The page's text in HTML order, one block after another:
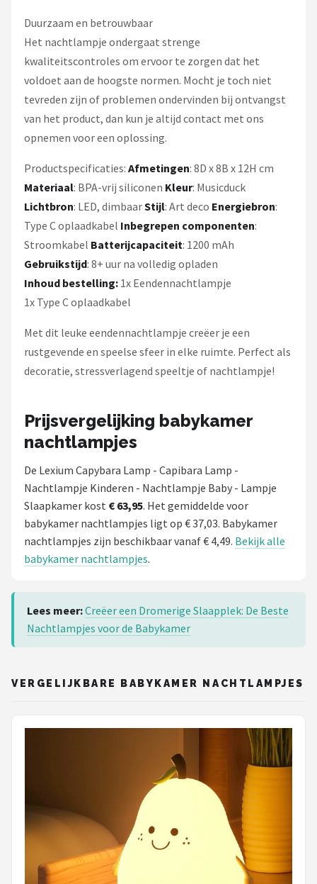
Duurzaam en betrouwbaar
Het nachtlampje ondergaat strenge
kwaliteitscontroles om ervoor te zorgen dat het
voldoet aan de hoogste normen. Mocht je toch niet
tevreden zijn of problemen ondervinden bij ontvangst
van het product, dan kun je altijd contact met ons
opnemen voor een oplossing.
Productspecificaties: Afmetingen: 8D x 8B x 12H cm
Materiaal: BPA-vrij siliconen Kleur: Musicduck
Lichtbron: LED, dimbaarStijl: Art deco Energiebron:
Type C oplaadkabel Inbegrepen componenten:
Stroomkabel Batterijcapaciteit: 1200 mAh
Gebruikstijd: 8+ uur na volledig opladen
Inhoud bestelling: 1x Eendennachtlampje
1x Type C oplaadkabel
Met dit leuke eendennachtlampje creëer je een
rustgevende en speelse sfeer in elke ruimte. Perfect als
decoratie, stressverlagend speeltje of nachtlampje!
Prijsvergelijking babykamer
nachtlampjes
De Lexium Capybara Lamp - Capibara Lamp -
Nachtlampje Kinderen - Nachtlampje Baby - Lampje
Slaapkamer kost € 63,95. Het gemiddelde voor
babykamer nachtlampjes ligt op € 37,03. Babykamer
nachtlampjes zijn beschikbaar vanaf € 4,49. Bekijk alle
babykamer nachtlampjes.
Lees meer:Creëer een Dromerige Slaapplek: De Beste
Nachtlampjes voor de Babykamer
VERGELIJKBARE BABYKAMER NACHTLAMPJES